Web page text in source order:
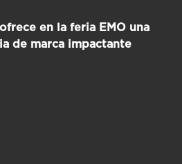
en la feria EMO una
de marca impactante